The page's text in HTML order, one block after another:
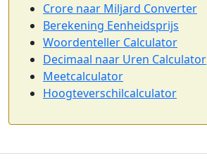
Crore naar Miljard Converter
Berekening Eenheidsprijs
Woordenteller Calculator
Decimaal naar Uren Calculator
Meetcalculator
Hoogteverschilcalculator